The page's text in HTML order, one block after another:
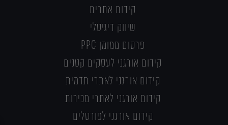
קידום אתרים
שיווק דיגיטלי
פרסום ממומן PPC
קידום אורגני לעסקים קטנים
קידום אורגני לאתרי תדמית
קידום אורגני לאתרי מכירות
קידום אורגני לפורטלים